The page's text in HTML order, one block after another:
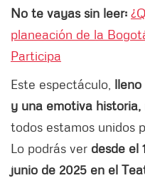
No te vayas sin leer:
planeación de la
Participa
Este espectáculo, lleno
y una emotiva historia,
todos estamos unidos
Lo podrás ver desde el
junio de 2025 en el